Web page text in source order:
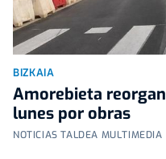
BIZKAIA
Amorebieta
lunes por obras
NOTICIAS TALDEA MULTIMEDIA